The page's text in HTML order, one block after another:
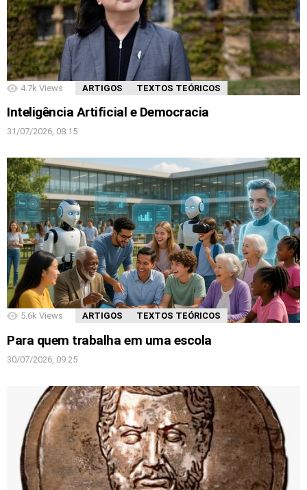
4.7k Views ARTIGOS TEXTOS TEÓRICOS
Inteligência Artificial e Democracia
31/07/2026, 08:15
5.6k Views ARTIGOS TEXTOS TEÓRICOS
Para quem trabalha em uma escola
30/07/2026, 09:25